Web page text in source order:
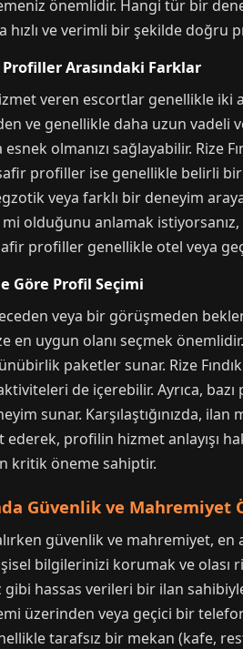
önemlidir. Hangi tür bir
hızlı ve verimli bir şekilde doğru
Arasındaki Farklar
hizmet veren escortlar genellikle
ve genellikle daha uzun vadeli
olmanızı sağlayabilir. Rize
profiller ise genellikle belirli
veya farklı bir deneyim
olduğunu anlamak
profiller genellikle otel veya
Göre Profil Seçimi
veya bir görüşmeden
en uygun olanı seçmek
paketler sunar. Rize
de içerebilir. Ayrıca,
sunar. Karşılaştığınızda,
profilin hizmet anlayışı
kritik öneme sahiptir.
Güvenlik ve
güvenlik ve mahremiyet, en
bilgilerinizi korumak ve olası
hassas verileri bir ilan
üzerinden veya geçici bir
tarafsız bir mekan (kafe,